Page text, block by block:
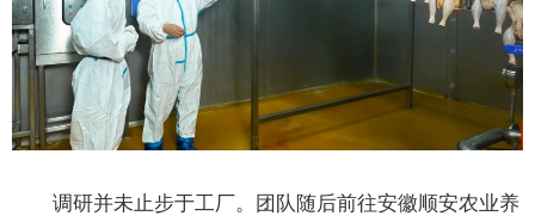
调研并未止步于工厂。团队随后前往安徽顺安农业养